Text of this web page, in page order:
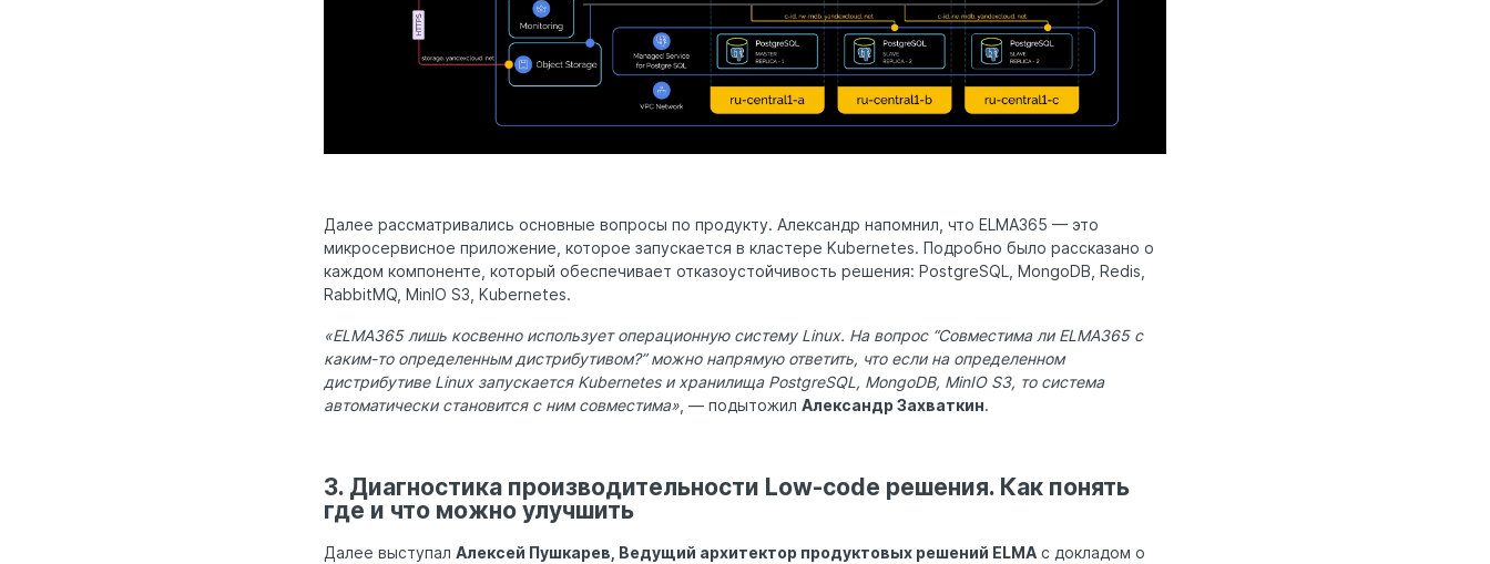
Далее рассматривались основные вопросы по продукту. Александр напомнил, что ELMA365 — это
микросервисное приложение, которое запускается в кластере Kubernetes. Подробно было рассказано о
каждом компоненте, который обеспечивает отказоустойчивость решения: PostgreSQL, MongoDB, Redis,
RabbitMQ, MinIO S3, Kubernetes.
«ELMA365 лишь косвенно использует операционную систему Linux. На вопрос “Совместима ли ELMA365 с
каким-то определенным дистрибутивом?” можно напрямую ответить, что если на определенном
дистрибутиве Linux запускается Kubernetes и хранилища PostgreSQL, MongoDB, MinIO S3, то система
автоматически становится с ним совместима» , — подытожил Александр Захваткин.
3. Диагностика производительности Low-code решения. Как понять
где и что можно улучшить
Далее выступал Алексей Пушкарев, Ведущий архитектор продуктовых решений ELMA с докладом о